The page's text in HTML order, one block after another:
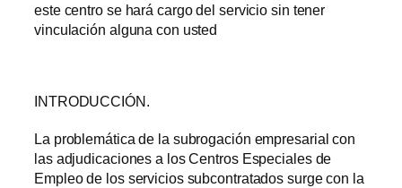
este centro se hará cargo del servicio sin tener
vinculación alguna con usted
INTRODUCCIÓN.
La problemática de la subrogación empresarial con
las adjudicaciones a los Centros Especiales de
Empleo de los servicios subcontratados surge con la